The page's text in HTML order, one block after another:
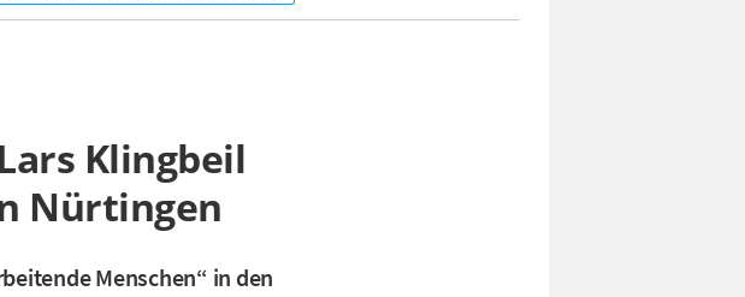
Klingbeil
Nürtingen
Menschen“ in den